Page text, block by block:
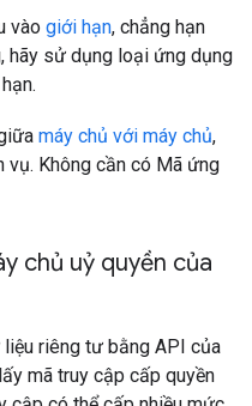
vào giới hạn, chẳng hạn
hãy sử dụng loại ứng dụng
.
máy chủ với máy chủ,
Không cần có Mã ứng
chủ uỷ quyền của
riêng tư bằng API của
mã truy cập cấp quyền